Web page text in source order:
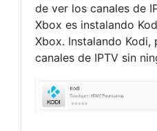
de ver los canales de
Xbox es instalando
Xbox. Instalando
canales de IPTV sin